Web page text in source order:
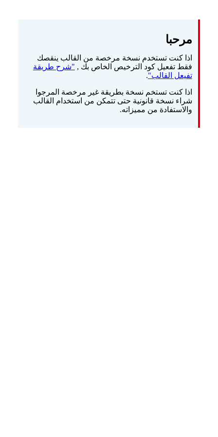
مرحبا
اذا كنت تستخدم نسخة مرخصة من القالب ينقصك
فقط تفعيل كود الترخيص الخاص بك , "شرح طريقة
تفيعل القالب".
اذا كنت تستخم نسخة بطريقة غير مرخصة المرجوا
شراء نسخة قانونية حتى تتمكن من استخدام القالب
والاستفادة من مميزاته.